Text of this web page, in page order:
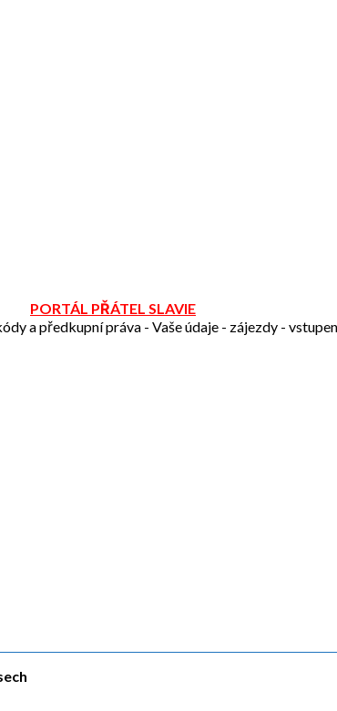
PORTÁL PŘÁTEL SLAVIE
a předkupní práva - Vaše údaje - zájezdy -